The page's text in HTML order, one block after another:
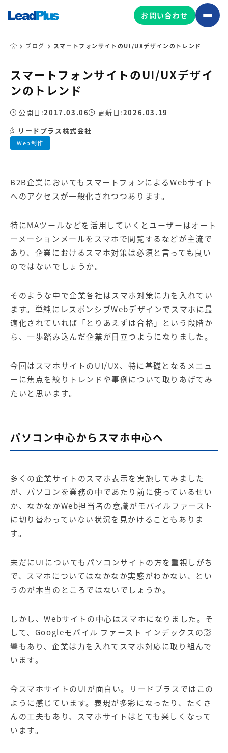
広告プロモーション
MA/CRM/SFA導入・運用
Web制作
マーケティングコンサルティング
Leadplus One
ボード
【店舗型ビジネス向け】エリ
ア
マーケティングサービス
【金融機関向け】マーケティ
ング
サービス
【IT企業向け】マーケティン
広告プロモーションの製品
【クリニック向け】新規集患
【歯科業界向け】新規集患
【塾・個別塾業界向け】新規
集客Web広告パッケージ
サイトアクセス増加パッケー
ジ
Web制作の製品
お問い合わせ
ブログ スマートフォンサイトのUI/UXデザインのトレンド
スマートフォンサイトのUI/UXデザイ
ンのトレンド
Web制作
公開日:2017.03.06 更新日:2026.03.19
リードプラス株式会社
B2B企業においてもスマートフォンによるWebサイト
へのアクセスが一般化されつつあります。
特にMAツールなどを活用していくとユーザーはオート
ーメーションメールをスマホで閲覧するなどが主流で
あり、企業におけるスマホ対策は必須と言っても良い
のではないでしょうか。
そのような中で企業各社はスマホ対策に力を入れてい
ます。単純にレスポンシブWebデザインでスマホに最
適化されていれば「とりあえずは合格」という段階か
ら、一歩踏み込んだ企業が目立つようになりました。
今回はスマホサイトのUI/UX、特に基礎となるメニュ
ーに焦点を絞りトレンドや事例について取りあげてみ
たいと思います。
パソコン中心からスマホ中心へ
多くの企業サイトのスマホ表示を実施してみました
が、パソコンを業務の中であたり前に使っているせい
か、なかなかWeb担当者の意識がモバイルファースト
に切り替わっていない状況を見かけることもありま
す。
未だにUI についてもパソコンサイトの方を重視しがち
で、スマホについてはなかなか実感がわかない、とい
うのが本当のところではないでしょうか。
しかし、Webサイトの中心はスマホになりました。そ
して、Googleモバイル ファースト インデックスの影
響もあり、企業は力を入れてスマホ対応に取り組んで
います。
今スマホサイトのUIが面白い。リードプラスではこの
ように感じています。表現が多彩になったり、たくさ
んの工夫もあり、スマホサイトはとても楽しくなって
います。